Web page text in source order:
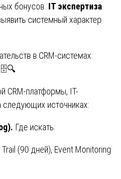
бонусов. IT экспертиза
системный характер
в CRM-системах:
🗄️🔍
CRM-платформы, IT-
следующих источниках:
Где искать:
(90 дней), Event Monitoring